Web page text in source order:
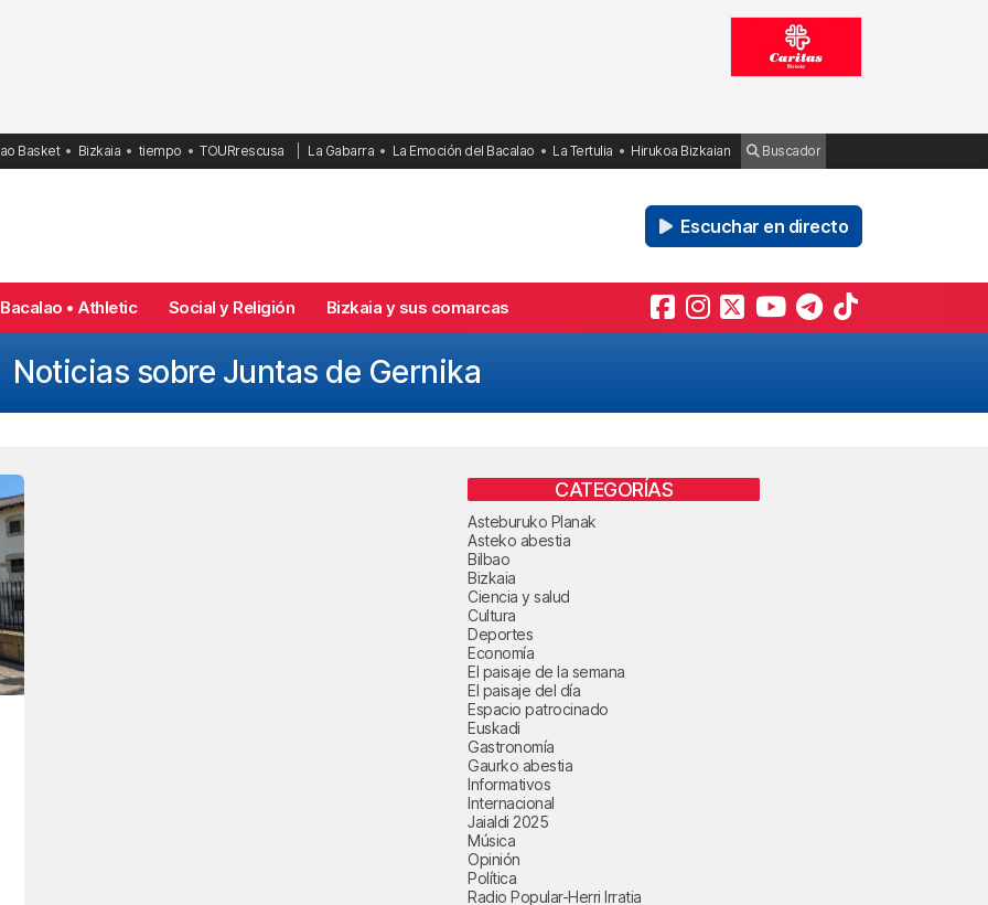
Basket Bizkaia tiempo TOURrescusa La Gabarra La Emoción del Bacalao La Tertulia Hirukoa Bizkaian Buscador
Escuchar en directo
Bacalao • Athletic Social y Religión Bizkaia y sus comarcas
Noticias sobre Juntas de Gernika
CATEGORÍAS
Asteburuko Planak
Asteko abestia
Bilbao
Bizkaia
Ciencia y salud
Cultura
Deportes
Economía
El paisaje de la semana
El paisaje del día
Espacio patrocinado
Euskadi
Gastronomía
Gaurko abestia
Informativos
Internacional
Jaialdi 2025
Música
Opinión
Política
Radio Popular-Herri Irratia